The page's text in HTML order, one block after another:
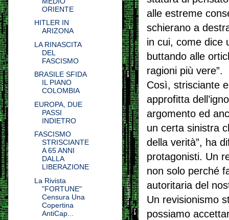
alle estreme
schierano a
in cui, come dice
buttando alle
ragioni più vere”.
Così, strisciante
approfitta
argomento ed
un certa sinistra
della verità”, ha
protagonisti. Un
non solo perché
autoritaria del
Un revisionismo
possiamo
ORIENTE
HITLER IN
ARIZONA
LA RINASCITA
DEL
FASCISMO
BRASILE SFIDA
IL PIANO
COLOMBIA
EUROPA, DUE
PASSI
INDIETRO
FASCISMO
STRISCIANTE
A 65 ANNI
DALLA
LIBERAZIONE
La Rivista
"FORTUNE"
Censura Una
Copertina
AntiCap...